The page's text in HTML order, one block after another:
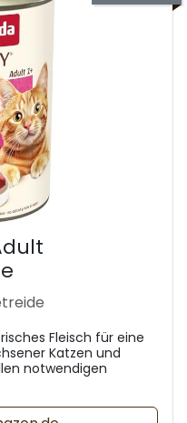
Fleisch für eine
Katzen und
notwendigen